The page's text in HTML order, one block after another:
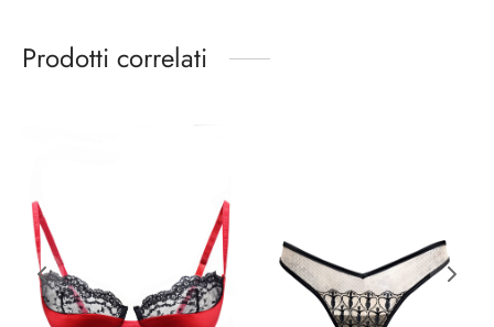
Prodotti correlati